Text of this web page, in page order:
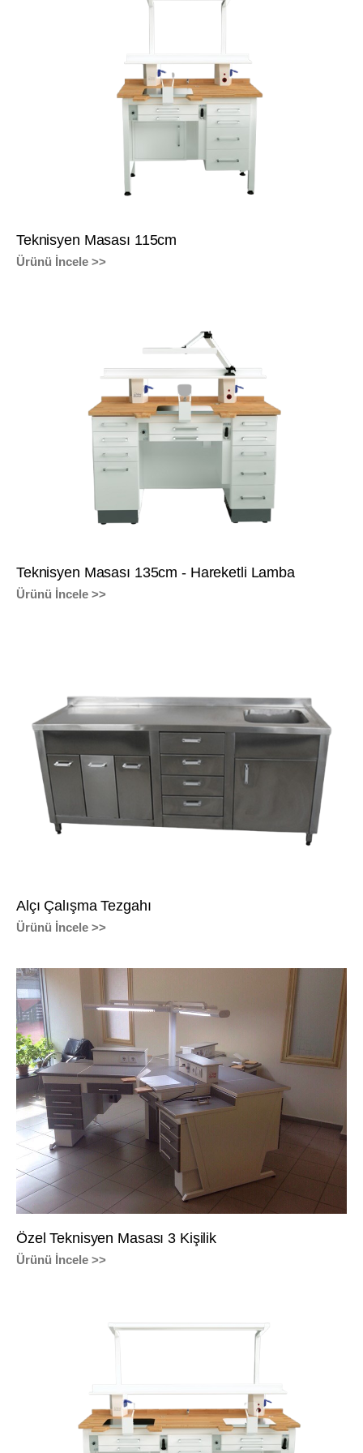
Teknisyen Masası 115cm
Ürünü İncele >>
Teknisyen Masası 135cm - Hareketli Lamba
Ürünü İncele >>
Alçı Çalışma Tezgahı
Ürünü İncele >>
Özel Teknisyen Masası 3 Kişilik
Ürünü İncele >>